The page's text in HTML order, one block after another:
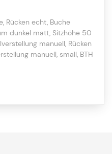
Rücken echt, Buche
dunkel matt, Sitzhöhe 50
manuell, Rücken
manuell, small, BTH